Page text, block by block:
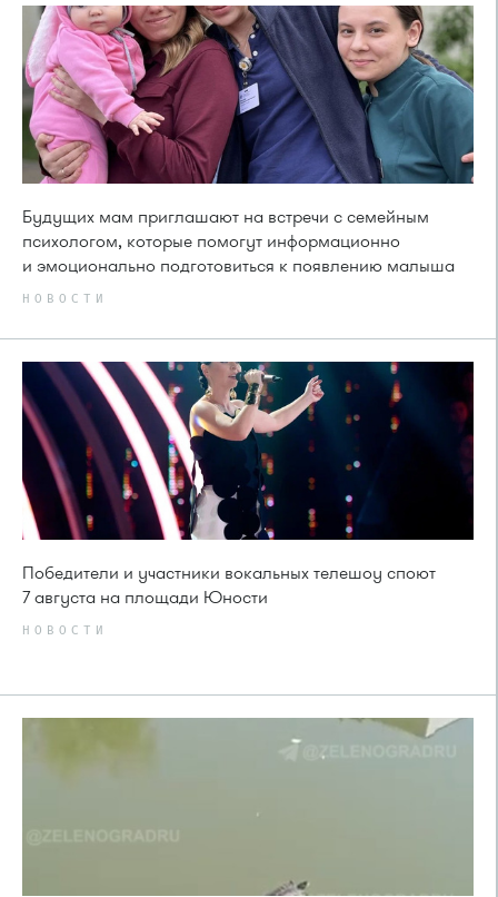
Будущих мам приглашают на встречи с семейным
психологом, которые помогут информационно
и эмоционально подготовиться к появлению малыша
НОВОСТИ
Победители и участники вокальных телешоу споют
7 августа на площади Юности
НОВОСТИ